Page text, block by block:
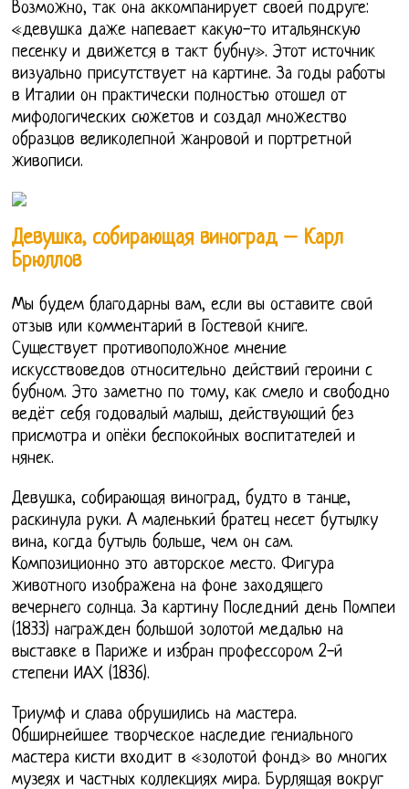
Возможно, так она аккомпанирует своей подруге:
«девушка даже напевает какую-то итальянскую
песенку и движется в такт бубну». Этот источник
визуально присутствует на картине. За годы работы
в Италии он практически полностью отошел от
мифологических сюжетов и создал множество
образцов великолепной жанровой и портретной
живописи.
Девушка, собирающая виноград – Карл
Брюллов
Мы будем благодарны вам, если вы оставите свой
отзыв или комментарий в Гостевой книге.
Существует противоположное мнение
искусствоведов относительно действий героини с
бубном. Это заметно по тому, как смело и свободно
ведёт себя годовалый малыш, действующий без
присмотра и опёки беспокойных воспитателей и
нянек.
Девушка, собирающая виноград, будто в танце,
раскинула руки. А маленький братец несет бутылку
вина, когда бутыль больше, чем он сам.
Композиционно это авторское место. Фигура
животного изображена на фоне заходящего
вечернего солнца. За картину Последний день Помпеи
(1833) награжден большой золотой медалью на
выставке в Париже и избран профессором 2-й
степени ИАХ (1836).
Триумф и слава обрушились на мастера.
Обширнейшее творческое наследие гениального
мастера кисти входит в «золотой фонд» во многих
музеях и частных коллекциях мира. Бурлящая вокруг